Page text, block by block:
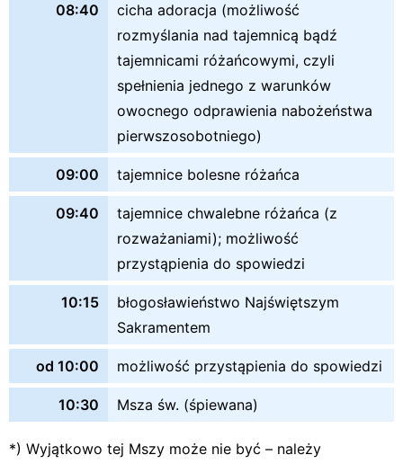
08:40
cicha adoracja (możliwość
rozmyślania nad tajemnicą bądź
tajemnicami różańcowymi, czyli
spełnienia jednego z warunków
owocnego odprawienia nabożeństwa
pierwszosobotniego)
09:00 tajemnice bolesne różańca
09:40
tajemnice chwalebne różańca (z
rozważaniami); możliwość
przystąpienia do spowiedzi
10:15
błogosławieństwo Najświętszym
Sakramentem
od 10:00 możliwość przystąpienia do spowiedzi
10:30 Msza św. (śpiewana)
*) Wyjątkowo tej Mszy może nie być – należy